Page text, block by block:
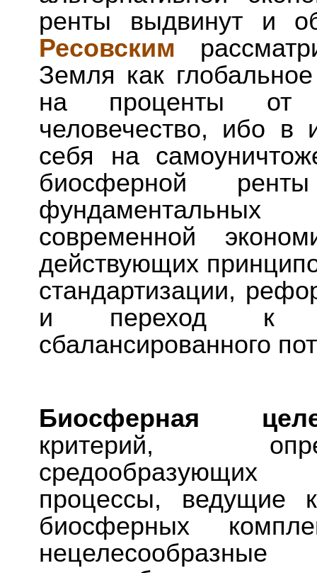
ренты выдвинут и
Ресовским
Земля как
на проценты от
человечество, ибо в
себя на
биосферной
современной
действующих
стандартизации,
и переход к
сбалансированного
Биосферная
критерий,
процессы, ведущие
биосферных